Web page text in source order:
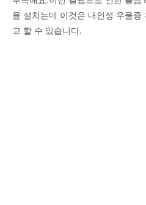
을 설치는데 이것은 내인성 우울
고 할 수 있습니다.